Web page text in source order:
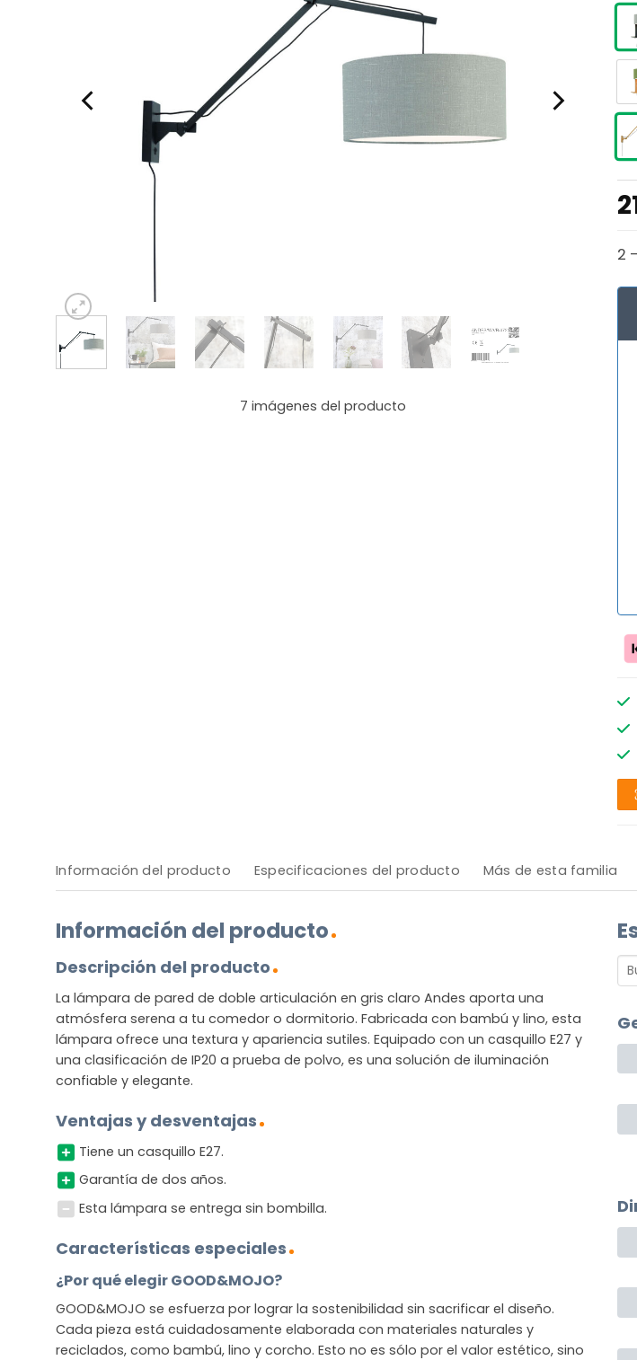
7 imágenes del producto
2
Información del producto Especificaciones del producto Más de esta familia
Información del producto
Descripción del producto
La lámpara de pared de doble articulación en gris claro Andes aporta una
atmósfera serena a tu comedor o dormitorio. Fabricada con bambú y lino, esta
lámpara ofrece una textura y apariencia sutiles. Equipado con un casquillo E27 y
una clasificación de IP20 a prueba de polvo, es una solución de iluminación
confiable y elegante.
Ventajas y desventajas
Tiene un casquillo E27.
Garantía de dos años.
Esta lámpara se entrega sin bombilla.
Características especiales
¿Por qué elegir GOOD&MOJO?
GOOD&MOJO se esfuerza por lograr la sostenibilidad sin sacrificar el diseño.
Cada pieza está cuidadosamente elaborada con materiales naturales y
reciclados, como bambú, lino y corcho. Esto no es sólo por el valor estético, sino